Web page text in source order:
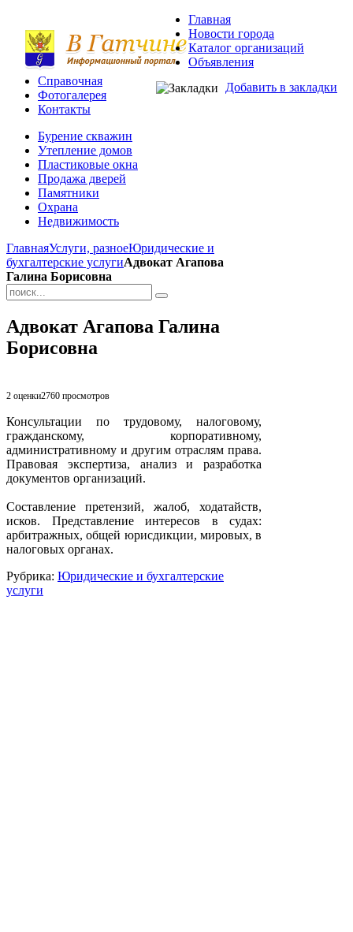
Добавить в закладки
Главная
Новости города
Каталог организаций
Объявления
Справочная
Фотогалерея
Контакты
Бурение скважин
Утепление домов
Пластиковые окна
Продажа дверей
Памятники
Охрана
Недвижимость
ГлавнаяУслуги, разноеЮридические и
бухгалтерские услугиАдвокат Агапова
Галина Борисовна
Адвокат Агапова Галина
Борисовна
2 оценки2760 просмотров
Консультации по трудовому, налоговому,
гражданскому, корпоративному,
административному и другим отраслям права.
Правовая экспертиза, анализ и разработка
документов организаций.
Составление претензий, жалоб, ходатайств,
исков. Представление интересов в судах:
арбитражных, общей юрисдикции, мировых, в
налоговых органах.
Рубрика: Юридические и бухгалтерские
услуги